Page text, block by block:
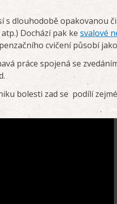
s dlouhodobě opakovanou
Dochází pak ke svalové
cvičení působí
práce spojená se
bolesti zad se podílí